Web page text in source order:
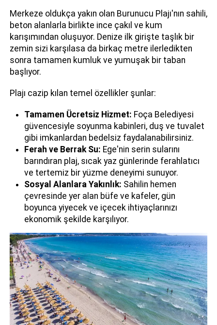
Merkeze oldukça yakın olan Burunucu Plajı'nın sahili,
beton alanlarla birlikte ince çakıl ve kum
karışımından oluşuyor. Denize ilk girişte taşlık bir
zemin sizi karşılasa da birkaç metre ilerledikten
sonra tamamen kumluk ve yumuşak bir taban
başlıyor.
Plajı cazip kılan temel özellikler şunlar:
Tamamen Ücretsiz Hizmet: Foça Belediyesi
güvencesiyle soyunma kabinleri, duş ve tuvalet
gibi imkanlardan bedelsiz faydalanabilirsiniz.
Ferah ve Berrak Su: Ege'nin serin sularını
barındıran plaj, sıcak yaz günlerinde ferahlatıcı
ve tertemiz bir yüzme deneyimi sunuyor.
Sosyal Alanlara Yakınlık: Sahilin hemen
çevresinde yer alan büfe ve kafeler, gün
boyunca yiyecek ve içecek ihtiyaçlarınızı
ekonomik şekilde karşılıyor.